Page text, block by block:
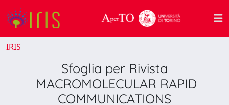
IRIS
Sfoglia per Rivista
MACROMOLECULAR RAPID
COMMUNICATIONS